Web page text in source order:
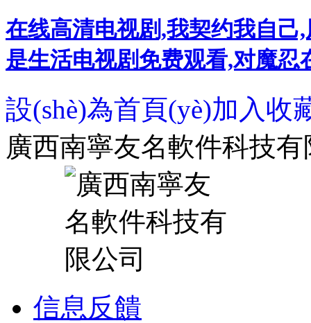
在线高清电视剧,我契约我自己
是生活电视剧免费观看,对魔忍
設(shè)為首頁(yè)加入收
廣西南寧友名軟件科技
信息反饋